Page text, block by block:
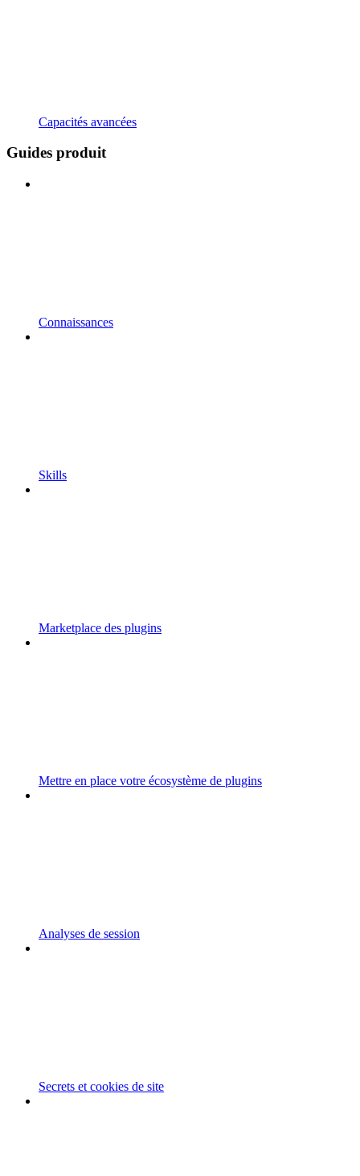
Capacités avancées
Guides produit
Connaissances
Skills
Marketplace des plugins
Mettre en place votre écosystème de plugins
Analyses de session
Secrets et cookies de site